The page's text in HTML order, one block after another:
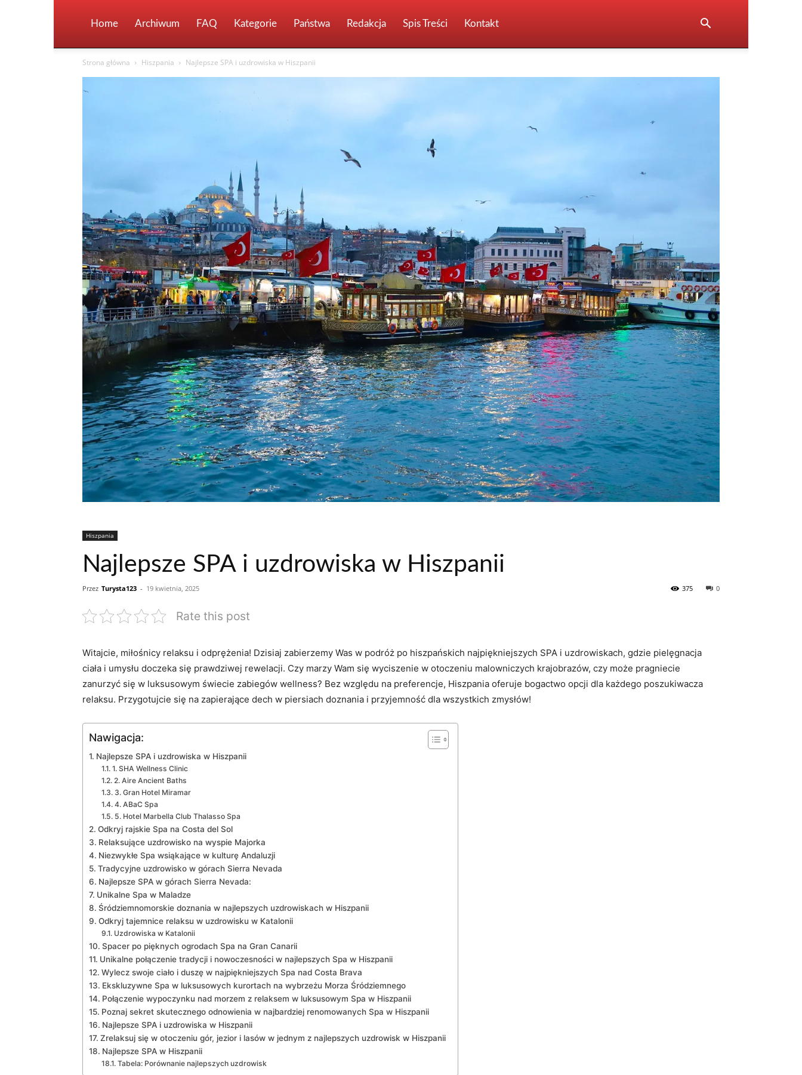
Home Archiwum FAQ Kategorie Państwa Redakcja Spis Treści Kontakt
Strona główna Hiszpania Najlepsze SPA i uzdrowiska w Hiszpanii
Hiszpania
Najlepsze SPA i uzdrowiska w Hiszpanii
Przez Turysta123 - 19 kwietnia, 2025 0
375
Rate this post
Witajcie, miłośnicy relaksu i odprężenia! Dzisiaj zabierzemy⁤ Was w podróż po hiszpańskich najpiękniejszych SPA i uzdrowiskach, gdzie pielęgnacja
ciała i umysłu doczeka się‍ prawdziwej rewelacji. Czy marzy Wam ⁣się wyciszenie w otoczeniu malowniczych krajobrazów, czy ‍może pragniecie
zanurzyć ⁤się w luksusowym świecie zabiegów wellness? Bez względu na preferencje,‌ Hiszpania oferuje bogactwo opcji dla każdego poszukiwacza
relaksu. Przygotujcie się na zapierające dech w piersiach doznania i przyjemność⁣ dla wszystkich zmysłów!
Nawigacja:
Najlepsze SPA i uzdrowiska w Hiszpanii
1. ​SHA Wellness Clinic
2. Aire Ancient Baths
3.‍ Gran Hotel Miramar
4. ABaC Spa
5. Hotel Marbella Club Thalasso Spa
Odkryj rajskie Spa ​na⁣ Costa del Sol
Relaksujące uzdrowisko na wyspie Majorka
Niezwykłe Spa wsiąkające ‌w kulturę Andaluzji
Tradycyjne uzdrowisko w górach Sierra Nevada
Najlepsze SPA w górach Sierra⁢ Nevada:
Unikalne Spa w Maladze
Śródziemnomorskie doznania w ‌najlepszych uzdrowiskach w Hiszpanii
Odkryj tajemnice relaksu w uzdrowisku w Katalonii
Uzdrowiska w Katalonii
Spacer po pięknych ogrodach Spa na Gran Canarii
Unikalne połączenie tradycji i nowoczesności w najlepszych Spa w Hiszpanii
Wylecz swoje ciało i duszę w ⁢najpiękniejszych Spa nad Costa Brava
Ekskluzywne‍ Spa⁢ w luksusowych kurortach na wybrzeżu Morza ‌Śródziemnego
Połączenie wypoczynku nad morzem z relaksem w luksusowym Spa‍ w Hiszpanii
Poznaj sekret skutecznego odnowienia ‍w najbardziej ​renomowanych Spa w Hiszpanii
Najlepsze SPA i uzdrowiska w Hiszpanii
Zrelaksuj się w otoczeniu ⁣gór, jezior i lasów w jednym z najlepszych⁢ uzdrowisk w Hiszpanii
Najlepsze SPA⁤ w ‍Hiszpanii
Tabela: Porównanie ‌najlepszych uzdrowisk